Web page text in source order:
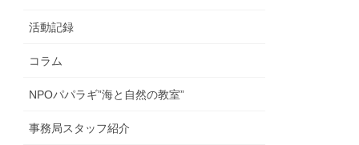
活動記録
コラム
NPOパパラギ”海と自然の教室”
事務局スタッフ紹介